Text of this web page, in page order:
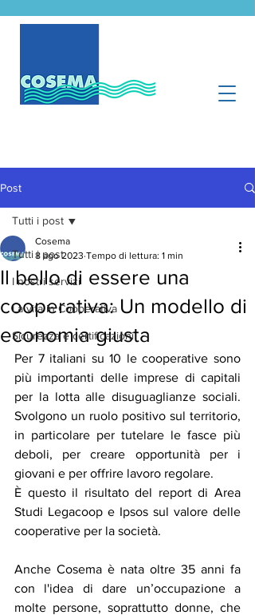
Post
Tutti i post
I nostri servizi
La vita in Cooperativa
Sicurezza e certificazioni
Tutti i post
Il bello di essere una
cooperativa: Un modello di
economia giusta
Cosema
8 ago 2023 Tempo di lettura: 1 min
Per 7 italiani su 10 le cooperative sono
più importanti delle imprese di capitali
per la lotta alle disuguaglianze sociali.
Svolgono un ruolo positivo sul territorio,
in particolare per tutelare le fasce più
deboli, per creare opportunità per i
giovani e per offrire lavoro regolare.
È questo il risultato del report di Area
Studi Legacoop e Ipsos sul valore delle
cooperative per la società.
Anche Cosema è nata oltre 35 anni fa
con l'idea di dare un’occupazione a
molte persone, soprattutto donne, che